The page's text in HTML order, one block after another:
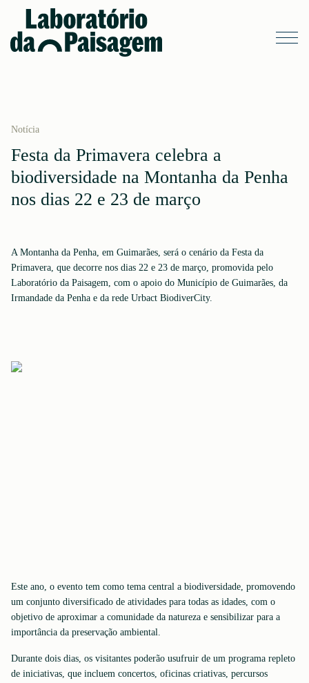
Notícia
Festa da Primavera celebra a
biodiversidade na Montanha da Penha
nos dias 22 e 23 de março
A Montanha da Penha, em Guimarães, será o cenário da Festa da
Primavera, que decorre nos dias 22 e 23 de março, promovida pelo
Laboratório da Paisagem, com o apoio do Município de Guimarães, da
Irmandade da Penha e da rede Urbact BiodiverCity.
Este ano, o evento tem como tema central a biodiversidade, promovendo
um conjunto diversificado de atividades para todas as idades, com o
objetivo de aproximar a comunidade da natureza e sensibilizar para a
importância da preservação ambiental.
Durante dois dias, os visitantes poderão usufruir de um programa repleto
de iniciativas, que incluem concertos, oficinas criativas, percursos